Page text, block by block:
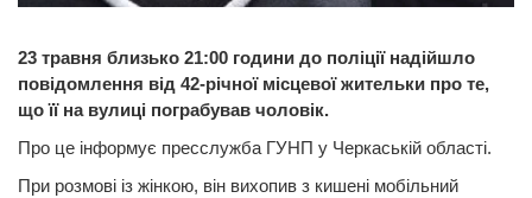
23 травня близько 21:00 години до поліції надійшло
повідомлення від 42-річної місцевої жительки про те,
що її на вулиці пограбував чоловік.
Про це інформує пресслужба ГУНП у Черкаській області.
При розмові із жінкою, він вихопив з кишені мобільний